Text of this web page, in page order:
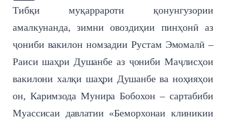
Тибқи муқаррароти қонунгузории
амалкунанда, зимни овоздиҳии пинҳонӣ аз
ҷониби вакилон номзадии Рустам Эмомалӣ –
Раиси шаҳри Душанбе аз ҷониби Маҷлисҳои
вакилони халқи шаҳри Душанбе ва ноҳияҳои
он, Каримзода Мунира Бобохон – сартабиби
Муассисаи давлатии «Беморхонаи клиникии